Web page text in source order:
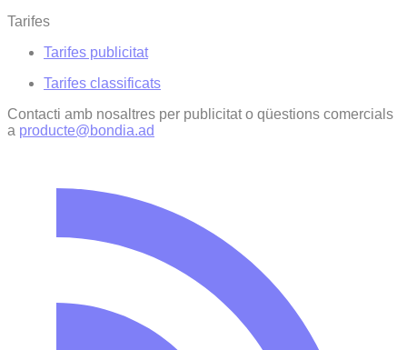
Tarifes
Tarifes publicitat
Tarifes classificats
Contacti amb nosaltres per publicitat o qüestions comercials
a producte@bondia.ad